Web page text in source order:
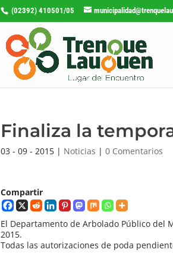
(02392) 410501/05
Finaliza la
03 - 09 - 2015 | Noticias |0 Comentarios
Compartir
El Departamento de Arbolado Público
2015.
Todas las autorizaciones de poda